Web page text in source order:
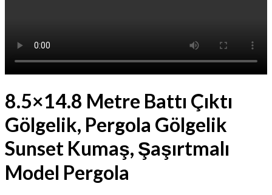
8.5×14.8 Metre Battı Çıktı
Gölgelik, Pergola Gölgelik
Sunset Kumaş, Şaşırtmalı
Model Pergola